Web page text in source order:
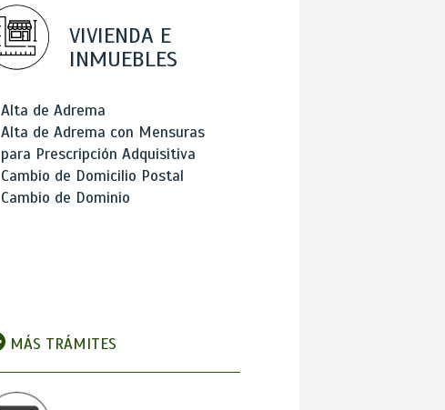
VIVIENDA E
INMUEBLES
Alta de Adrema
Alta de Adrema con Mensuras
para Prescripción Adquisitiva
Cambio de Domicilio Postal
Cambio de Dominio
MÁS TRÁMITES